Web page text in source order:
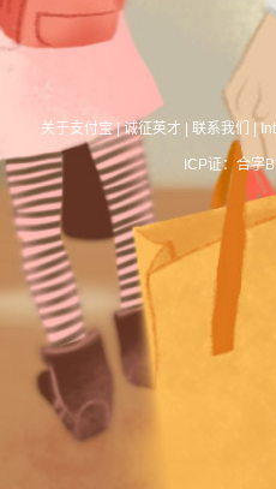
关于支付宝|诚征英才 联系我们
ICP证：合字